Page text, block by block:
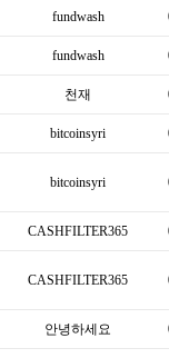
fundwash
fundwash
천재
bitcoinsyri
bitcoinsyri
CASHFILTER365
CASHFILTER365
안녕하세요